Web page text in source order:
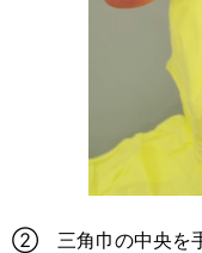
② 三角巾の中央を手